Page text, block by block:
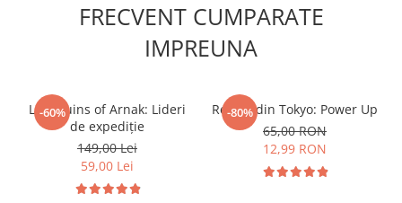
Digimon Card Game
Cardfight!! Vanguard
Weis Schwarz
Flesh and Blood
FRECVENT CUMPARATE
IMPREUNA
-60%
Lost Ruins of Arnak: Lideri
de expediție
149,00 Lei
59,00 Lei
-80%
Regele din Tokyo: Power Up
65,00 RON
12,99 RON